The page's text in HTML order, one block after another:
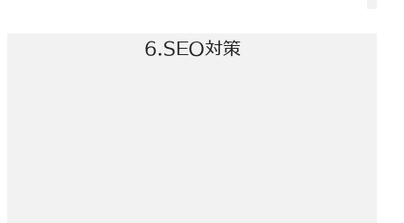
6.SEO対策